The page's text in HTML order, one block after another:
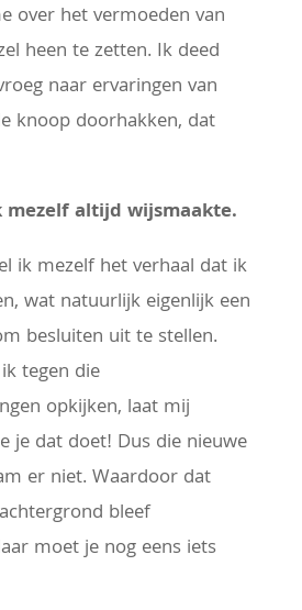
over het vermoeden van
heen te zetten. Ik deed
naar ervaringen van
knoop doorhakken, dat
altijd wijsmaakte.
ik mezelf het verhaal dat ik
wat natuurlijk eigenlijk een
besluiten uit te stellen.
tegen die
opkijken, laat mij
je dat doet! Dus die nieuwe
er niet. Waardoor dat
bleef
moet je nog eens iets